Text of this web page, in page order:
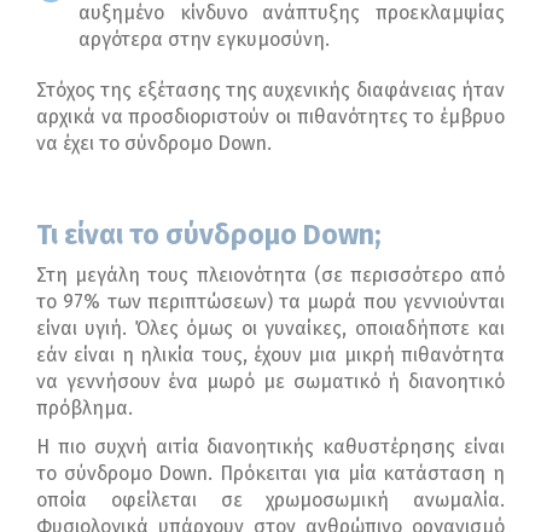
αυξημένο κίνδυνο ανάπτυξης προεκλαμψίας
αργότερα στην εγκυμοσύνη.
Στόχος της εξέτασης της αυχενικής διαφάνειας ήταν
αρχικά να προσδιοριστούν οι πιθανότητες το έμβρυο
να έχει το σύνδρομο Down.
Τι είναι το σύvδρομο Down;
Στη μεγάλη τους πλειονότητα (σε περισσότερο από
το 97% των περιπτώσεων) τα μωρά που γεννιούνται
είναι υγιή. Όλες όμως οι γυναίκες, οποιαδήποτε και
εάν είναι η ηλικία τους, έχουν μια μικρή πιθανότητα
να γεννήσουν ένα μωρό με σωματικό ή διανοητικό
πρόβλημα.
Η πιο συχνή αιτία διανοητικής καθυστέρησης είναι
το σύνδρομο Down. Πρόκειται για μία κατάσταση η
οποία οφείλεται σε χρωμοσωμική ανωμαλία.
Φυσιολογικά υπάρχουν στον ανθρώπινο οργανισμό